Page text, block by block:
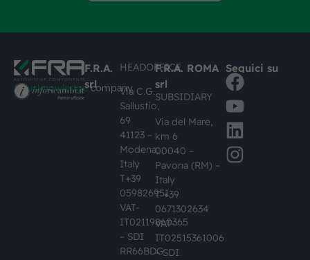
#busknowledgecompany
F.R.A.
srl
HEADOFFICE
Via C.G.
Sallustio,
69
41123 –
Modena,
Italy
T+39
059826951
VAT-
IT02119860365
– SDI
RR66BDG
F.R.A. ROMA
srl
SUBSIDIARY
Via del Mare,
km 6
00040 –
Pavona (RM) –
Italy
T +39
0671302634
VAT-
IT02515361006
– SDI
Seguici su